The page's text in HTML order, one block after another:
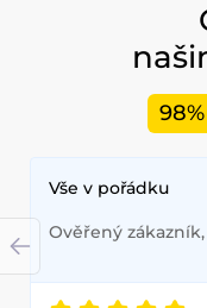
98%
Vše v pořádku
Ověřený zákazník,